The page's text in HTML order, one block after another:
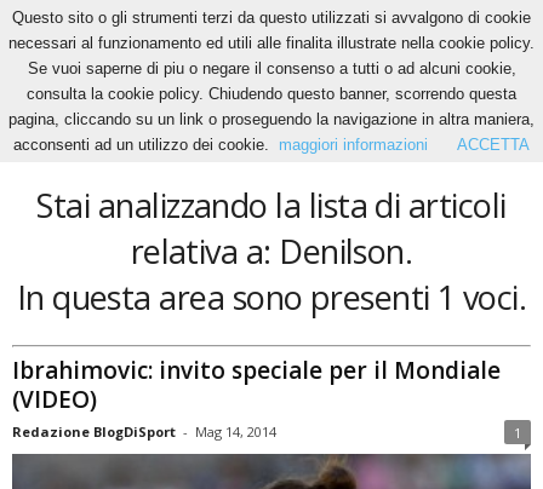
Home Tags Denilson
Denilson
Stai analizzando la lista di articoli
relativa a: Denilson.
In questa area sono presenti 1 voci.
Ibrahimovic: invito speciale per il Mondiale
(VIDEO)
Redazione BlogDiSport - Mag 14, 2014 1
Questo sito o gli strumenti terzi da questo utilizzati si avvalgono di cookie
necessari al funzionamento ed utili alle finalita illustrate nella cookie policy.
Se vuoi saperne di piu o negare il consenso a tutti o ad alcuni cookie,
consulta la cookie policy. Chiudendo questo banner, scorrendo questa
pagina, cliccando su un link o proseguendo la navigazione in altra maniera,
acconsenti ad un utilizzo dei cookie.
maggiori informazioni ACCETTA